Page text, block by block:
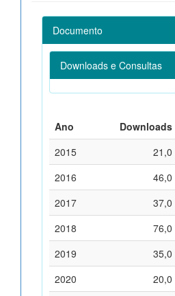
Documento
Downloads e Consultas
Ano Downloads
2015
21,0
2016
46,0
2017
37,0
2018
76,0
2019
35,0
2020
20,0